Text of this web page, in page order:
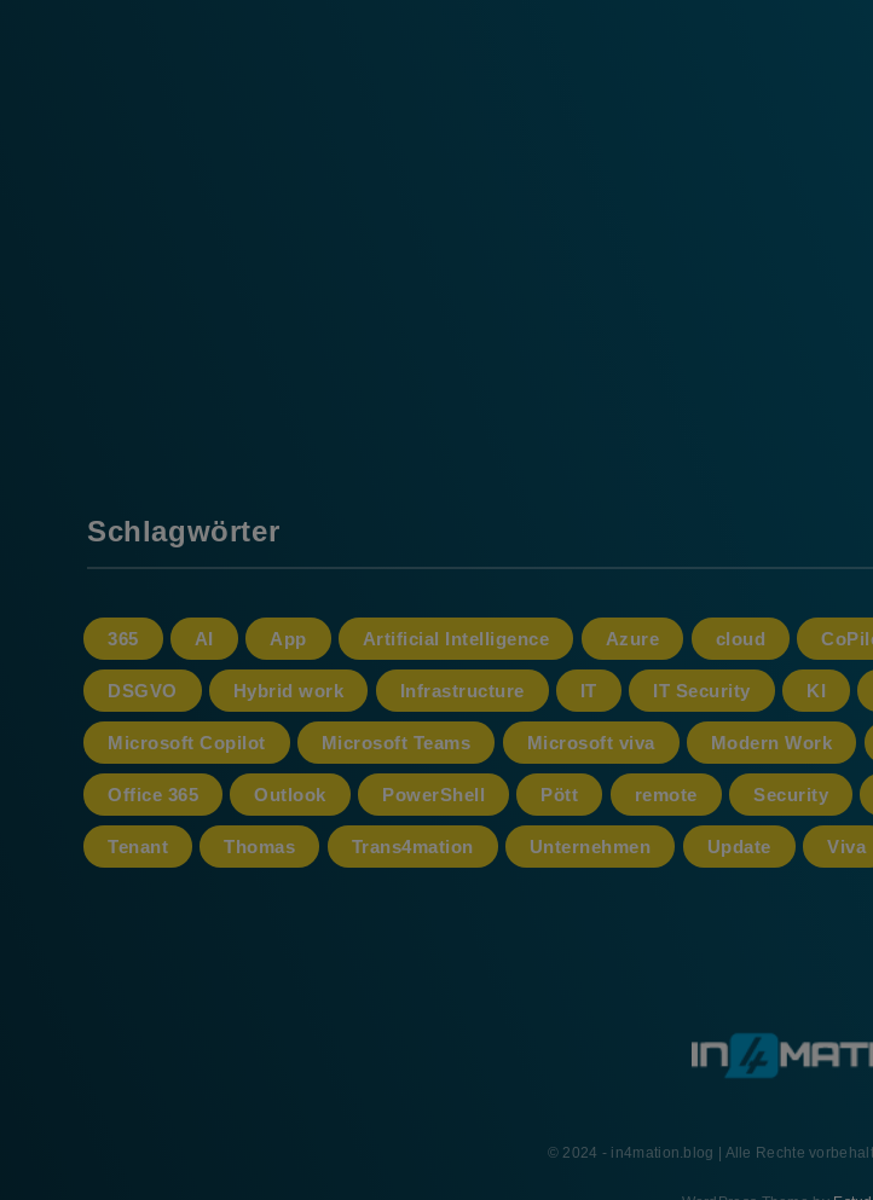
Schlagwörter
365 AI App Artificial Intelligence Azure cloud
DSGVO Hybrid work Infrastructure IT IT Security KI
Microsoft Copilot Microsoft Teams Microsoft viva Modern Work
Office 365 Outlook PowerShell Pött remote Security
Tenant Thomas Trans4mation Unternehmen Update Viva
© 2024 - in4mation.blog | Alle Rechte